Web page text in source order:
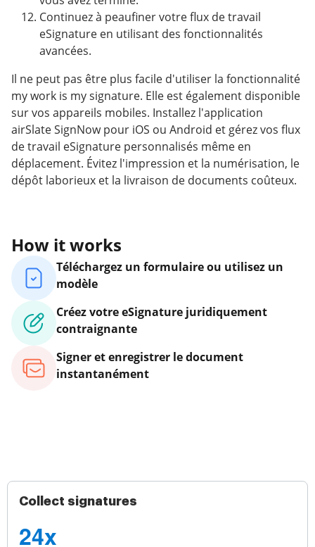
Continuez à peaufiner votre flux de travail
eSignature en utilisant des fonctionnalités
avancées.
Il ne peut pas être plus facile d'utiliser la fonctionnalité
my work is my signature. Elle est également disponible
sur vos appareils mobiles. Installez l'application
airSlate SignNow pour iOS ou Android et gérez vos flux
de travail eSignature personnalisés même en
déplacement. Évitez l'impression et la numérisation, le
dépôt laborieux et la livraison de documents coûteux.
How it works
Téléchargez un formulaire ou utilisez un
modèle
Créez votre eSignature juridiquement
contraignante
Signer et enregistrer le document
instantanément
Collect signatures
24x